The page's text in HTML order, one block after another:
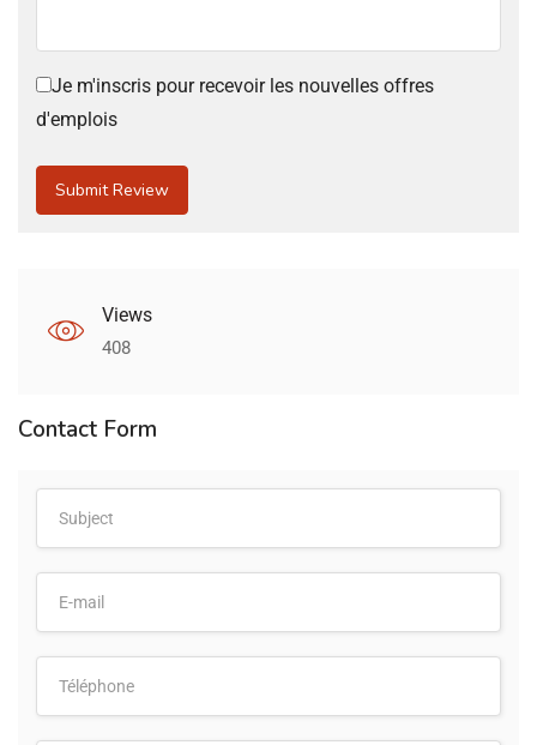
Je m'inscris pour recevoir les nouvelles offres
d'emplois
Views
408
Contact Form